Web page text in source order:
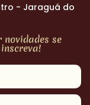
- Jaraguá do
novidades se
inscreva!